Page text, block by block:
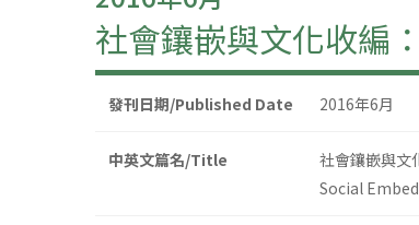
社會鑲嵌與文化收編
發刊日期/Published Date 2016年6月
中英文篇名/Title
社會鑲嵌與文
Social